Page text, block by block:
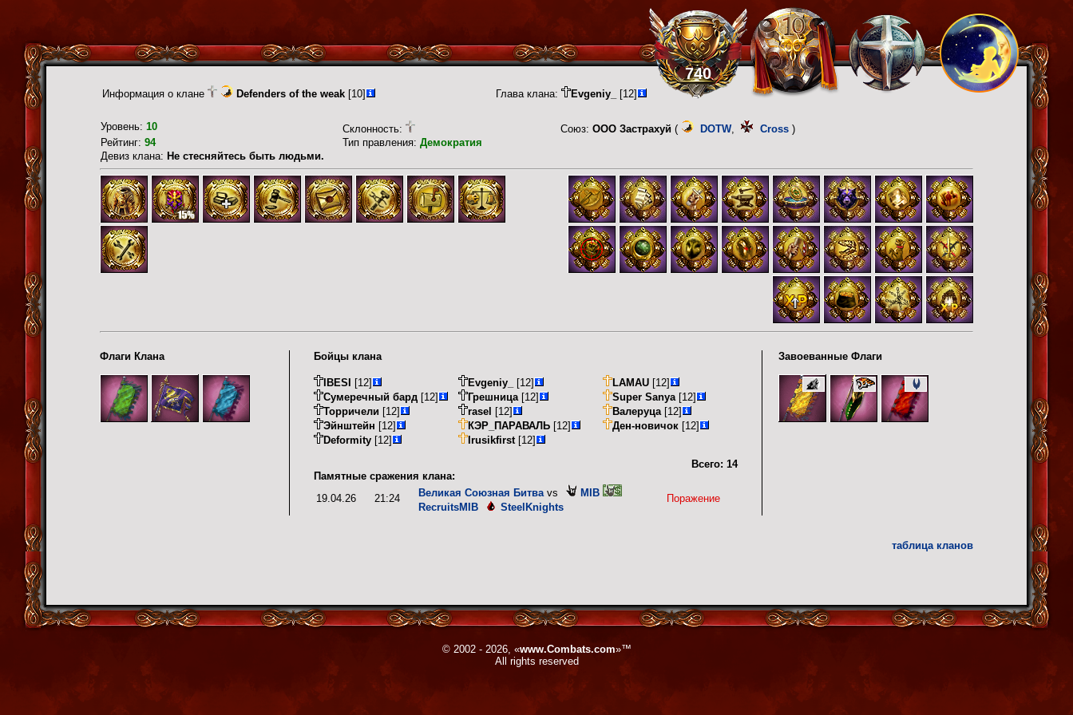
740
Информация о клане Defenders of the weak [10] Глава клана: Evgeniy_ [12]
Уровень: 10 Склонность: Союз: ООО Застрахуй ( DOTW, Cross )
Рейтинг: 94 Тип правления: Демократия
Девиз клана: Не стесняйтесь быть людьми.
Флаги Клана Бойцы клана
IBESI [12]
Сумеречный бард [12]
Торричели [12]
Эйнштейн [12]
Deformity [12]
Evgeniy_
[12]
Грешница [12]
rasel [12]
КЭР_ПАРАВАЛЬ [12]
Irusikfirst [12]
LAMAU [12]
Super Sanya [12]
Валеруца [12]
Ден-новичок [12]
Всего: 14
Памятные сражения клана:
19.04.26
21:24 Великая Союзная Битва vs
MIB
RecruitsMIB
SteelKnights
Поражение
Завоеванные Флаги
таблица кланов
© 2002 - 2026, «www.Combats.com»™
All rights reserved